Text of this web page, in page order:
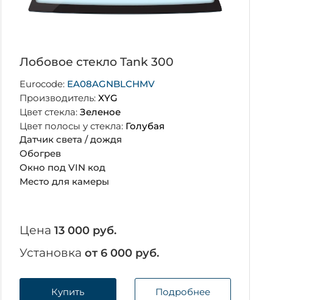
Лобовое стекло Tank 300
Eurocode: EA08AGNBLCHMV
Производитель:XYG
Цвет стекла:Зеленое
Цвет полосы у стекла: Голубая
Датчик света / дождя
Обогрев
Окно под VIN код
Место для камеры
Цена13 000 руб.
Установкаот 6 000 руб.
Купить Подробнее